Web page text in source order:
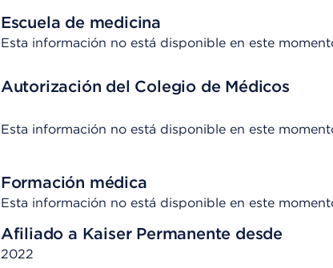
Escuela de medicina
Esta información no está disponible en este
Autorización del Colegio de Médicos
Esta información no está disponible en este
Formación médica
Esta información no está disponible en este
Afiliado a Kaiser Permanente desde
2022